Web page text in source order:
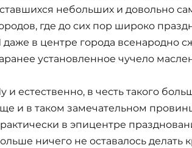
небольших и довольно
где до сих пор широко
даже в центре города всенародно
установленное чучело
и естественно, в честь такого
и в таком замечательном
в эпицентре
ничего не оставалось делать